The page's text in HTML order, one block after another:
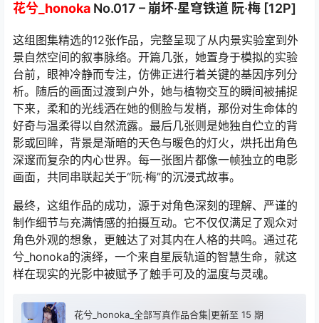
花兮_honoka No.017 – 崩坏·星穹铁道 阮·梅 [12P]
这组图集精选的12张作品，完整呈现了从内景实验室到外
景自然空间的叙事脉络。开篇几张，她置身于模拟的实验
台前，眼神冷静而专注，仿佛正进行着关键的基因序列分
析。随后的画面过渡到户外，她与植物交互的瞬间被捕捉
下来，柔和的光线洒在她的侧脸与发梢，那份对生命体的
好奇与温柔得以自然流露。最后几张则是她独自伫立的背
影或回眸，背景是渐暗的天色与暖色的灯火，烘托出角色
深邃而复杂的内心世界。每一张图片都像一帧独立的电影
画面，共同串联起关于“阮·梅”的沉浸式故事。
最终，这组作品的成功，源于对角色深刻的理解、严谨的
制作细节与充满情感的拍摄互动。它不仅仅满足了观众对
角色外观的想象，更触达了对其内在人格的共鸣。通过花
兮_honoka的演绎，一个来自星辰轨道的智慧生命，就这
样在现实的光影中被赋予了触手可及的温度与灵魂。
花兮_honoka_全部写真作品合集|更新至 15 期